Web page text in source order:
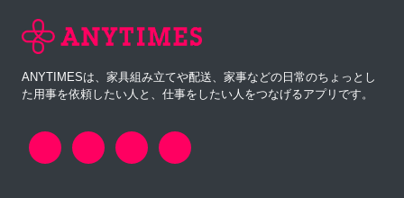
ANYTIMESは、家具組み立てや配送、家事などの日常のちょっとし
た用事を依頼したい人と、仕事をしたい人をつなげるアプリです。